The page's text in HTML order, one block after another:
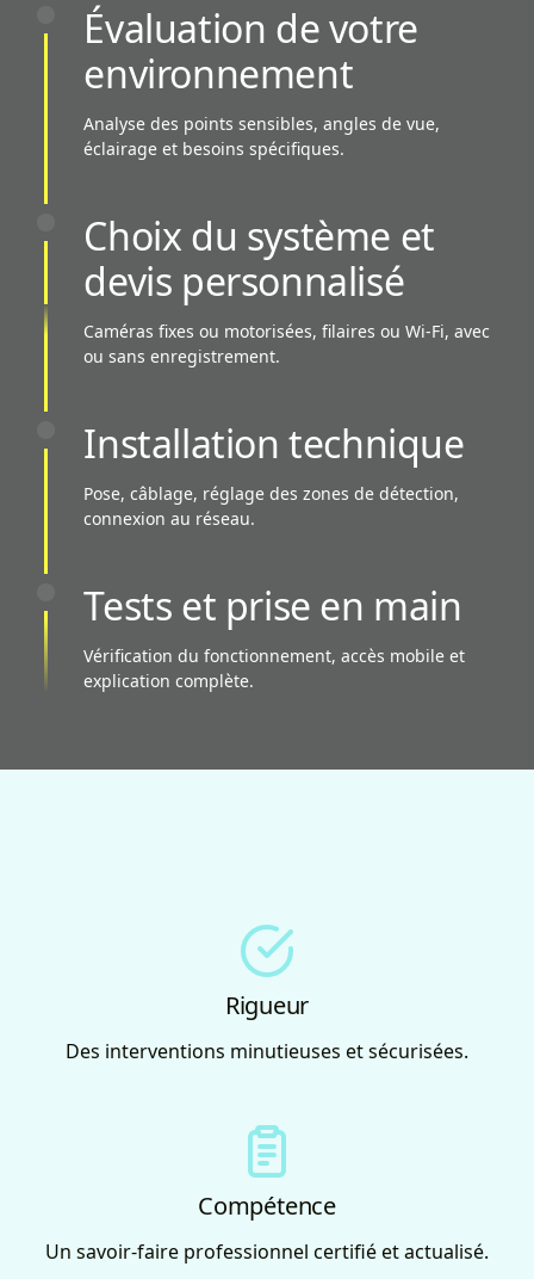
Évaluation de votre
environnement
Analyse des points sensibles, angles de vue,
éclairage et besoins spécifiques.
Choix du système et
devis personnalisé
Caméras fixes ou motorisées, filaires ou Wi-Fi, avec
ou sans enregistrement.
Installation technique
Pose, câblage, réglage des zones de détection,
connexion au réseau.
Tests et prise en main
Vérification du fonctionnement, accès mobile et
explication complète.
Rigueur
Des interventions minutieuses et sécurisées.
Compétence
Un savoir-faire professionnel certifié et actualisé.